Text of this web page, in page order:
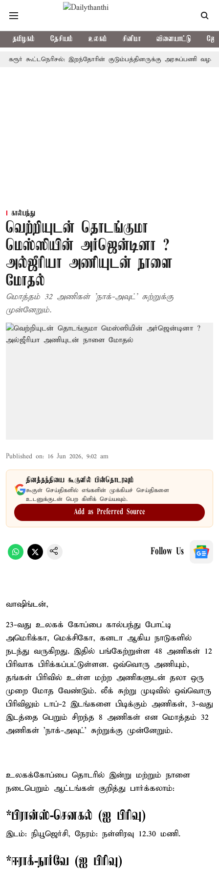
தமிழகம் தேசியம் உலகம் சினிமா விளையாட்டு
கூட்டநெரிசல்: இறந்தோரின் குடும்பத்தினருக்கு அரசுப்பணி வழக்கு;
கால்பந்து
வெற்றியுடன் தொடங்குமா
மெஸ்ஸியின் அர்ஜென்டினா ?
அல்ஜீரியா அணியுடன் நாளை
மோதல்
மொத்தம் 32 அணிகள் 'நாக்-அவுட்' சுற்றுக்கு
முன்னேறும்.
Published on: 16 Jun 2026, 9:02 am
தினத்தந்தியை கூகுளில் பின்தொடரவும்
கூகுள் செய்திகளில் எங்களின் முக்கியச் செய்திகளை
உடனுக்குடன் பெற கிளிக் செய்யவும்.
Add as Preferred Source
Follow Us
வாஷிங்டன்,
23-வது உலகக் கோப்பை கால்பந்து போட்டி
அமெரிக்கா, மெக்சிகோ, கனடா ஆகிய நாடுகளில்
நடந்து வருகிறது. இதில் பங்கேற்றுள்ள 48 அணிகள் 12
பிரிவாக பிரிக்கப்பட்டுள்ளன. ஒவ்வொரு அணியும்,
தங்கள் பிரிவில் உள்ள மற்ற அணிகளுடன் தலா ஒரு
முறை மோத வேண்டும். லீக் சுற்று முடிவில் ஒவ்வொரு
பிரிவிலும் டாப்-2 இடங்களை பிடிக்கும் அணிகள், 3-வது
இடத்தை பெறும் சிறந்த 8 அணிகள் என மொத்தம் 32
அணிகள் 'நாக்-அவுட்' சுற்றுக்கு முன்னேறும்.
உலகக்கோப்பை தொடரில் இன்று மற்றும் நாளை
நடைபெறும் ஆட்டங்கள் குறித்து பார்க்கலாம்:
*பிரான்ஸ்-செனகல் (ஐ பிரிவு)
இடம்: நியூஜெர்சி, நேரம்: நள்ளிரவு 12.30 மணி.
*ஈராக்-நார்வே (ஐ பிரிவு)